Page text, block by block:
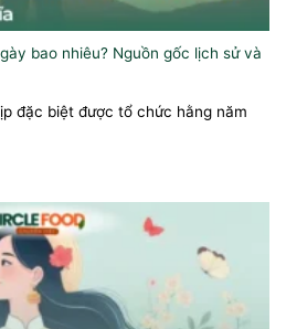
bao nhiêu? Nguồn gốc lịch sử và
đặc biệt được tổ chức hằng năm